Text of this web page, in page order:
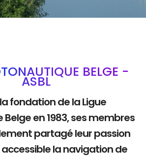
BELGE -
ASBL
fondation de la Ligue
en 1983, ses membres
partagé leur passion
la navigation de